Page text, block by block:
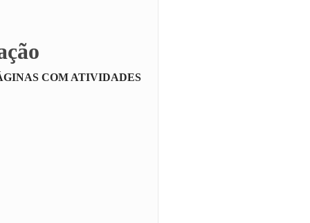
COM ATIVIDADES